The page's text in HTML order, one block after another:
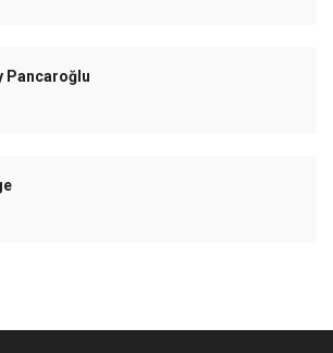
Pancaroğlu